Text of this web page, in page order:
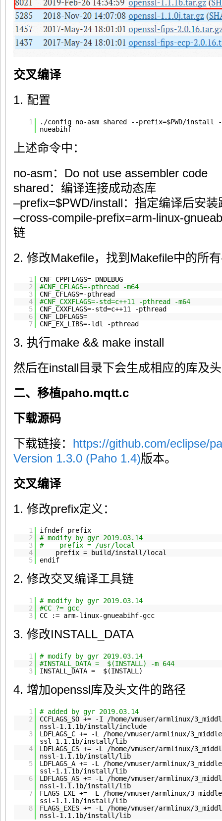
交叉编译
1. 配置
1 . /config no-asm shared --prefix=$PWD/install
nueabihf-
上述命令中：
no-asm：Do not use assembler code
shared：编译连接成动态库
–prefix=$PWD/install：指定编译后安装
–cross-compile-prefix=arm-linux-
链
2. 修改Makefile，找到Makefile中的所
1
CNF_CPPFLAGS=-DNDEBUG
2
#CNF_CFLAGS=-pthread -m64
3
CNF_CFLAGS=-pthread
4
#CNF_CXXFLAGS=-std=c++11 -pthread -m64
5
CNF_CXXFLAGS=-std=c++11 -pthread
6
CNF_LDFLAGS=
7
CNF_EX_LIBS=-ldl -pthread
3. 执行make && make install
然后在install目录下会生成相应的库及
二、移植paho.mqtt.c
下载源码
下载链接： https://github.com/eclipse/
Version 1.3.0 (Paho 1.4)版本。
交叉编译
1. 修改prefix定义：
1
ifndef prefix
2
# modify by gyr 2019.03.14
3
# prefix = /usr/local
4
prefix = build/install/local
5
endif
2. 修改交叉编译工具链
1
# modify by gyr 2019.03.14
2
#CC ?= gcc
3
CC := arm-linux-gnueabihf-gcc
3. 修改INSTALL_DATA
1
# modify by gyr 2019.03.14
2
#INSTALL_DATA = $(INSTALL) -m 644
3
INSTALL_DATA = $(INSTALL)
4. 增加openssl库及头文件的路径
1
# added by gyr 2019.03.14
2
CCFLAGS_SO += -I
/home/vmuser/armlinux/
nssl-1 .1.1b/install/include
3
LDFLAGS_C += -L
/home/vmuser/armlinux/
ssl-1 .1.1b/install/lib
4
LDFLAGS_CS += -L
/home/vmuser/armlinux/
nssl-1 .1.1b/install/lib
5
LDFLAGS_A += -L
/home/vmuser/armlinux/
ssl-1 .1.1b/install/lib
6
LDFLAGS_AS += -L
/home/vmuser/armlinux/
nssl-1 .1.1b/install/lib
7
FLAGS_EXE += -L
/home/vmuser/armlinux/
ssl-1 .1.1b/install/lib
8
FLAGS_EXES += -L
/home/vmuser/armlinux/
nssl-1 .1.1b/install/lib